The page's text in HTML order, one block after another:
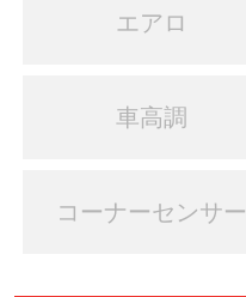
エアロ
車高調
コーナーセンサー